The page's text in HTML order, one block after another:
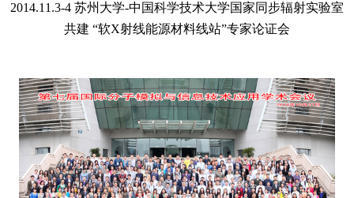
2014.11.3-4 苏州大学-中国科学技术大学国家同步辐射实验室
共建 “软X射线能源材料线站”专家论证会